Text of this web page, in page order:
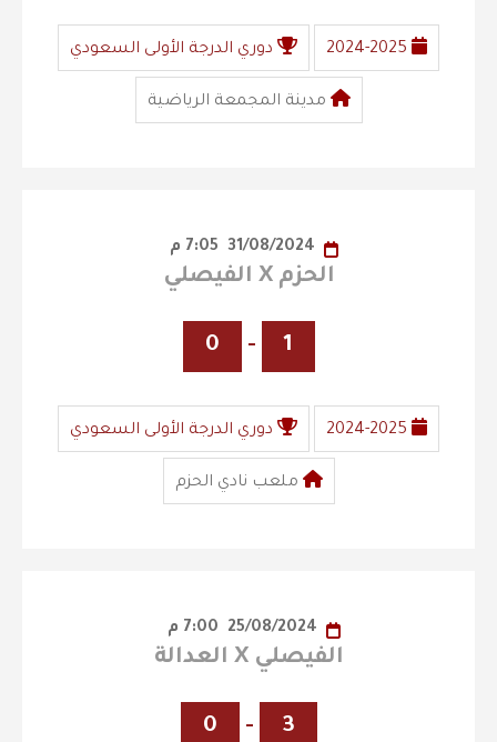
2024-2025 دوري الدرجة الأولى السعودي
مدينة المجمعة الرياضية
الحزم X الفيصلي
1
-
0
2024-2025 دوري الدرجة الأولى السعودي
ملعب نادي الحزم
الفيصلي X العدالة
3
-
0